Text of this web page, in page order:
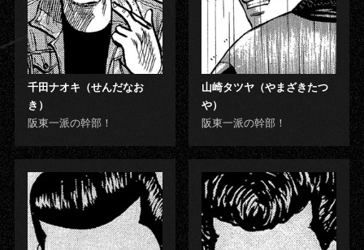
千田ナオキ（せんだなお
き）
阪東一派の幹部！
山崎タツヤ（やまざきたつ
や）
阪東一派の幹部！